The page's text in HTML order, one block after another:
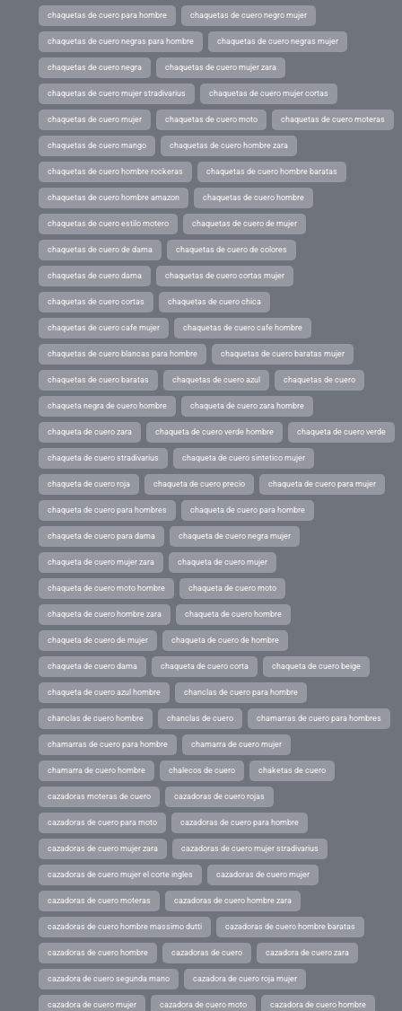
chaquetas de cuero para hombre chaquetas de cuero negro mujer
chaquetas de cuero negras para hombre chaquetas de cuero negras mujer
chaquetas de cuero negra chaquetas de cuero mujer zara
chaquetas de cuero mujer stradivarius chaquetas de cuero mujer cortas
chaquetas de cuero mujer chaquetas de cuero moto chaquetas de cuero moteras
chaquetas de cuero mango chaquetas de cuero hombre zara
chaquetas de cuero hombre rockeras chaquetas de cuero hombre baratas
chaquetas de cuero hombre amazon chaquetas de cuero hombre
chaquetas de cuero estilo motero chaquetas de cuero de mujer
chaquetas de cuero de dama chaquetas de cuero de colores
chaquetas de cuero dama chaquetas de cuero cortas mujer
chaquetas de cuero cortas chaquetas de cuero chica
chaquetas de cuero cafe mujer chaquetas de cuero cafe hombre
chaquetas de cuero blancas para hombre chaquetas de cuero baratas mujer
chaquetas de cuero baratas chaquetas de cuero azul chaquetas de cuero
chaqueta negra de cuero hombre chaqueta de cuero zara hombre
chaqueta de cuero zara chaqueta de cuero verde hombre chaqueta de cuero verde
chaqueta de cuero stradivarius chaqueta de cuero sintetico mujer
chaqueta de cuero roja chaqueta de cuero precio chaqueta de cuero para mujer
chaqueta de cuero para hombres chaqueta de cuero para hombre
chaqueta de cuero para dama chaqueta de cuero negra mujer
chaqueta de cuero mujer zara chaqueta de cuero mujer
chaqueta de cuero moto hombre chaqueta de cuero moto
chaqueta de cuero hombre zara chaqueta de cuero hombre
chaqueta de cuero de mujer chaqueta de cuero de hombre
chaqueta de cuero dama chaqueta de cuero corta chaqueta de cuero beige
chaqueta de cuero azul hombre chanclas de cuero para hombre
chanclas de cuero hombre chanclas de cuero chamarras de cuero para hombres
chamarras de cuero para hombre chamarra de cuero mujer
chamarra de cuero hombre chalecos de cuero chaketas de cuero
cazadoras moteras de cuero cazadoras de cuero rojas
cazadoras de cuero para moto cazadoras de cuero para hombre
cazadoras de cuero mujer zara cazadoras de cuero mujer stradivarius
cazadoras de cuero mujer el corte ingles cazadoras de cuero mujer
cazadoras de cuero moteras cazadoras de cuero hombre zara
cazadoras de cuero hombre massimo dutti cazadoras de cuero hombre baratas
cazadoras de cuero hombre cazadoras de cuero cazadora de cuero zara
cazadora de cuero segunda mano cazadora de cuero roja mujer
cazadora de cuero mujer cazadora de cuero moto cazadora de cuero hombre